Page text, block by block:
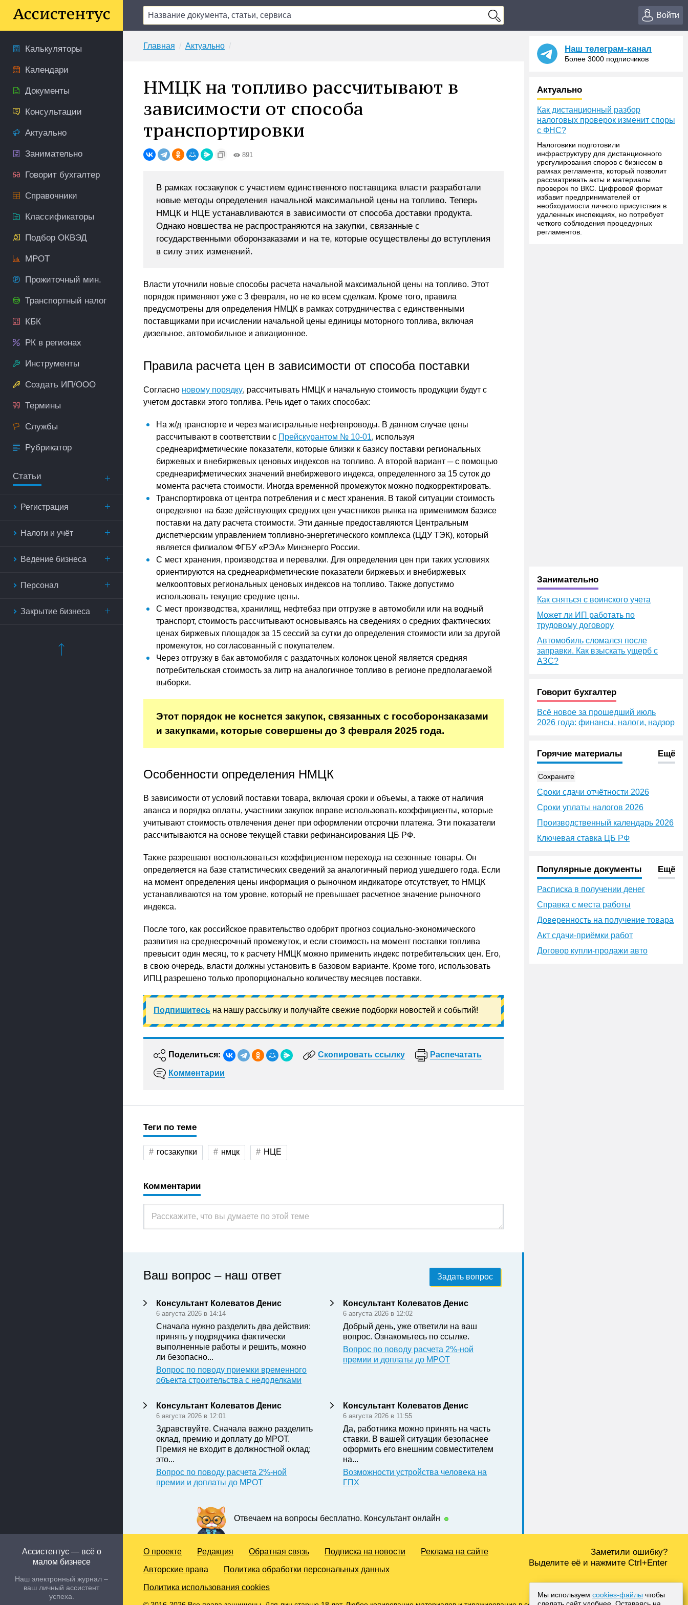
Войти
Калькуляторы
Календари
Документы
Консультации
Актуально
Занимательно
Говорит бухгалтер
Справочники
Классификаторы
Подбор ОКВЭД
МРОТ
Прожиточный мин.
Транспортный налог
КБК
РК в регионах
Инструменты
Создать ИП/ООО
Термины
Службы
Рубрикатор
Статьи
Регистрация
Налоги и учёт
Ведение бизнеса
Персонал
Закрытие бизнеса
Главная Актуально
НМЦК на топливо рассчитывают в
зависимости от способа
транспортировки
891
В рамках госзакупок с участием единственного поставщика власти разработали
новые методы определения начальной максимальной цены на топливо. Теперь
НМЦК и НЦЕ устанавливаются в зависимости от способа доставки продукта.
Однако новшества не распространяются на закупки, связанные с
государственными оборонзаказами и на те, которые осуществлены до вступления
в силу этих изменений.
Власти уточнили новые способы расчета начальной максимальной цены на топливо. Этот
порядок применяют уже с 3 февраля, но не ко всем сделкам. Кроме того, правила
предусмотрены для определения НМЦК в рамках сотрудничества с единственными
поставщиками при исчислении начальной цены единицы моторного топлива, включая
дизельное, автомобильное и авиационное.
Правила расчета цен в зависимости от способа поставки
Согласно новому порядку, рассчитывать НМЦК и начальную стоимость продукции будут с
учетом доставки этого топлива. Речь идет о таких способах:
На ж/д транспорте и через магистральные нефтепроводы. В данном случае цены
рассчитывают в соответствии с Прейскурантом № 10-01, используя
среднеарифметические показатели, которые близки к базису поставки региональных
биржевых и внебиржевых ценовых индексов на топливо. А второй вариант ─ с помощью
среднеарифметических значений внебиржевого индекса, определенного за 15 суток до
момента расчета стоимости. Иногда временной промежуток можно подкорректировать.
Транспортировка от центра потребления и с мест хранения. В такой ситуации стоимость
определяют на базе действующих средних цен участников рынка на применимом базисе
поставки на дату расчета стоимости. Эти данные предоставляются Центральным
диспетчерским управлением топливно-энергетического комплекса (ЦДУ ТЭК), который
является филиалом ФГБУ «РЭА» Минэнерго России.
С мест хранения, производства и перевалки. Для определения цен при таких условиях
ориентируются на среднеарифметические показатели биржевых и внебиржевых
мелкооптовых региональных ценовых индексов на топливо. Также допустимо
использовать текущие средние цены.
С мест производства, хранилищ, нефтебаз при отгрузке в автомобили или на водный
транспорт, стоимость рассчитывают основываясь на сведениях о средних фактических
ценах биржевых площадок за 15 сессий за сутки до определения стоимости или за другой
промежуток, но согласованный с покупателем.
Через отгрузку в бак автомобиля с раздаточных колонок ценой является средняя
потребительская стоимость за литр на аналогичное топливо в регионе предполагаемой
выборки.
Этот порядок не коснется закупок, связанных с гособоронзаказами
и закупками, которые совершены до 3 февраля 2025 года.
Особенности определения НМЦК
В зависимости от условий поставки товара, включая сроки и объемы, а также от наличия
аванса и порядка оплаты, участники закупок вправе использовать коэффициенты, которые
учитывают стоимость отвлечения денег при оформлении отсрочки платежа. Эти показатели
рассчитываются на основе текущей ставки рефинансирования ЦБ РФ.
Также разрешают воспользоваться коэффициентом перехода на сезонные товары. Он
определяется на базе статистических сведений за аналогичный период ушедшего года. Если
на момент определения цены информация о рыночном индикаторе отсутствует, то НМЦК
устанавливаются на том уровне, который не превышает расчетное значение рыночного
индекса.
После того, как российское правительство одобрит прогноз социально-экономического
развития на среднесрочный промежуток, и если стоимость на момент поставки топлива
превысит один месяц, то к расчету НМЦК можно применить индекс потребительских цен. Его,
в свою очередь, власти должны установить в базовом варианте. Кроме того, использовать
ИПЦ разрешено только пропорционально количеству месяцев поставки.
Подпишитесь на нашу рассылку и получайте свежие подборки новостей и событий!
Поделиться: Скопировать ссылку Распечатать
Комментарии
Теги по теме
госзакупки нмцк НЦЕ
Комментарии
Ваш вопрос – наш ответ Задать вопрос
Консультант Колеватов Денис
6 августа 2026 в 14:14
Сначала нужно разделить два действия:
принять у подрядчика фактически
выполненные работы и решить, можно
ли безопасно...
Вопрос по поводу приемки временного
объекта строительства с недоделками
Консультант Колеватов Денис
6 августа 2026 в 12:02
Добрый день, уже ответили на ваш
вопрос. Ознакомьтесь по ссылке .
Вопрос по поводу расчета 2%-ной
премии и доплаты до МРОТ
Консультант Колеватов Денис
6 августа 2026 в 12:01
Здравствуйте. Сначала важно разделить
оклад, премию и доплату до МРОТ.
Премия не входит в должностной оклад:
это...
Вопрос по поводу расчета 2%-ной
премии и доплаты до МРОТ
Консультант Колеватов Денис
6 августа 2026 в 11:55
Да, работника можно принять на часть
ставки. В вашей ситуации безопаснее
оформить его внешним совместителем
на...
Возможности устройства человека на
ГПХ
Отвечаем на вопросы бесплатно. Консультант онлайн
Наш телеграм-канал
Более 3000 подписчиков
Актуально
Как дистанционный разбор
налоговых проверок изменит споры
с ФНС?
Налоговики подготовили
инфраструктуру для дистанционного
урегулирования споров с бизнесом в
рамках регламента, который позволит
рассматривать акты и материалы
проверок по ВКС. Цифровой формат
избавит предпринимателей от
необходимости личного присутствия в
удаленных инспекциях, но потребует
четкого соблюдения процедурных
регламентов.
Занимательно
Как сняться с воинского учета
Может ли ИП работать по
трудовому договору
Автомобиль сломался после
заправки. Как взыскать ущерб с
АЗС?
Говорит бухгалтер
Всё новое за прошедший июль
2026 года: финансы, налоги, надзор
Горячие материалы Ещё
Сохраните
Сроки сдачи отчётности 2026
Сроки уплаты налогов 2026
Производственный календарь 2026
Ключевая ставка ЦБ РФ
Популярные документы Ещё
Расписка в получении денег
Справка с места работы
Доверенность на получение товара
Акт сдачи-приёмки работ
Договор купли-продажи авто
Ассистентус — всё о
малом бизнесе
Наш электронный журнал –
ваш личный ассистент
успеха.
Заметили ошибку?
Выделите её и нажмите Ctrl+Enter
О проекте Редакция Обратная связь Подписка на новости Реклама на сайте
Авторские права Политика обработки персональных данных
Политика использования cookies
Мы используем cookies-файлы чтобы